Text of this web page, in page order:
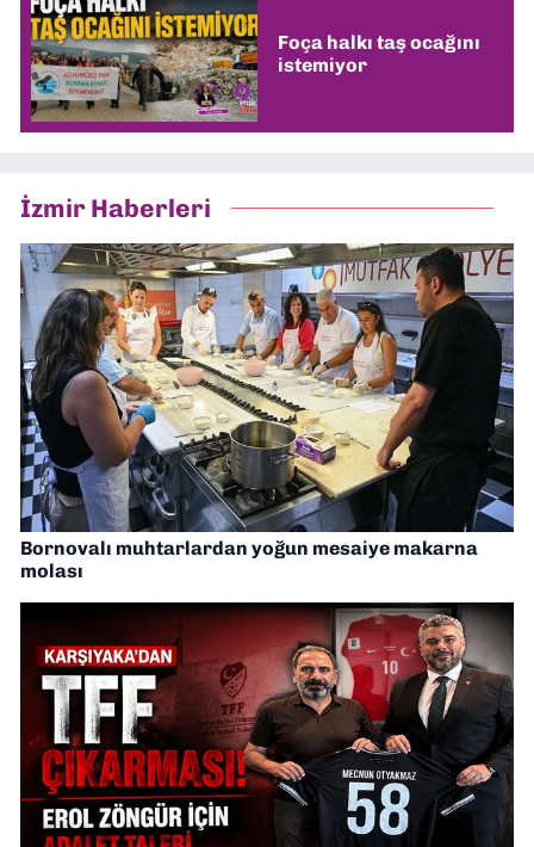
Foça halkı taş ocağını
istemiyor
İzmir Haberleri
Bornovalı muhtarlardan yoğun mesaiye makarna
molası